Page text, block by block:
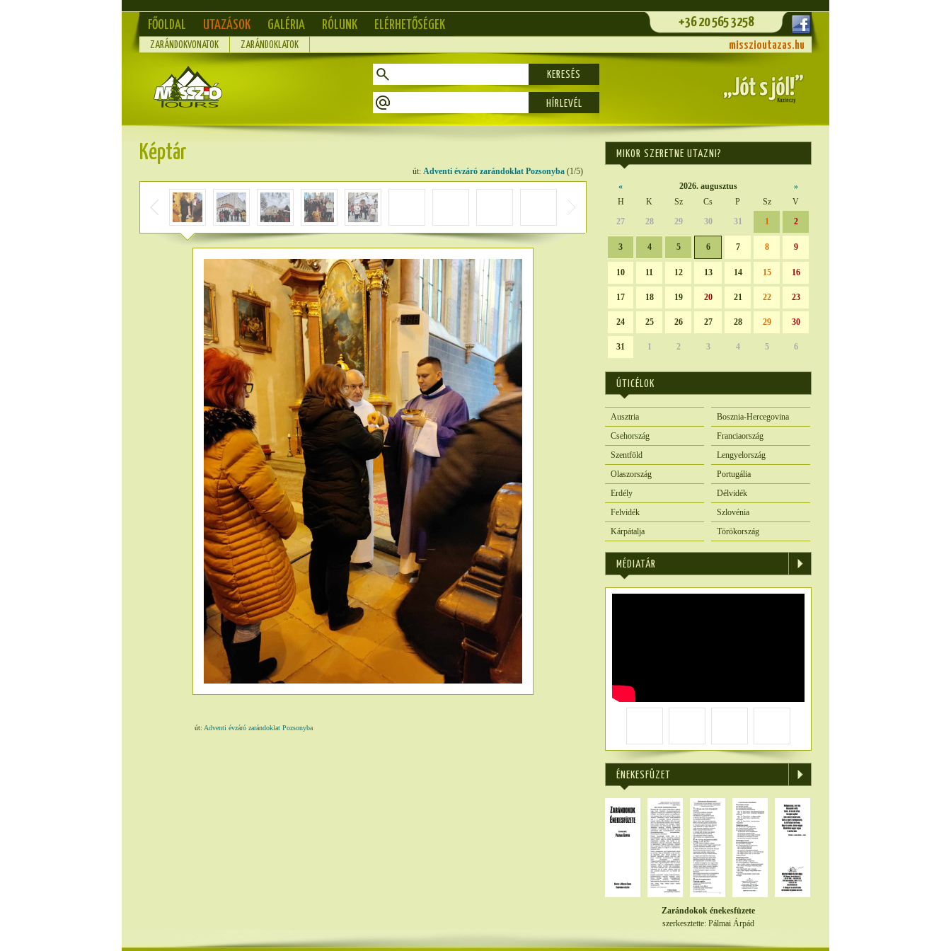
FŐOLDAL UTAZÁSOK GALÉRIA RÓLUNK ELÉRHETŐSÉGEK +36 20 565 3258
ZARÁNDOKVONATOK ZARÁNDOKLATOK misszioutazas.hu
KERESÉS
Képtár
út: Adventi évzáró zarándoklat Pozsonyba (1/5)
út: Adventi évzáró zarándoklat Pozsonyba
MIKOR SZERETNE UTAZNI?
« 2026. augusztus
»
H
K Sz Cs P Sz
V
27
28 29 30 31 1 2
3 4 5 6 7 8 9
10 11 12 13 14 15 16
17 18 19 20 21 22 23
24 25 26 27 28 29 30
31 1 2 3 4 5 6
ÚTICÉLOK
Ausztria
Bosznia-Hercegovina
Csehország
Franciaország
Szentföld
Lengyelország
Olaszország
Portugália
Erdély
Délvidék
Felvidék
Szlovénia
Kárpátalja
Törökország
MÉDIATÁR
ÉNEKESFÜZET
Zarándokok énekesfüzete
szerkesztette: Pálmai Árpád